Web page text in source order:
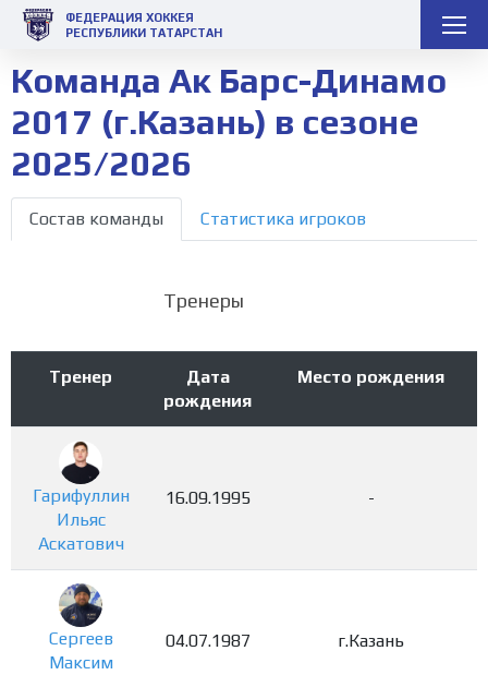
ФЕДЕРАЦИЯ ХОККЕЯ
РЕСПУБЛИКИ ТАТАРСТАН
Команда Ак Барс-Динамо
2017 (г.Казань) в сезоне
2025/2026
Состав команды Статистика игроков
Тренеры
Тренер
Дата
рождения
Место рождения
Гарифуллин
Ильяс
Аскатович
16.09.1995 -
Сергеев
Максим
04.07.1987 г.Казань